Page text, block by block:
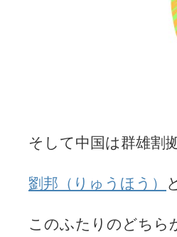
そして中国は群雄割
劉邦（りゅうほう）
このふたりのどちら